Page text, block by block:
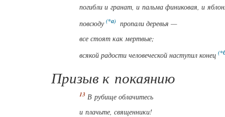
погибли и гранат, и пальма финиковая, и
повсюду
пропали деревья —
все стоят как мертвые;
всякой радости человеческой наступил конец
Призыв к покаянию
В рубище облачитесь
и плачьте, священники!